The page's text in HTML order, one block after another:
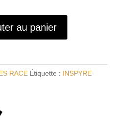
au panier
RACE Étiquette : INSPYRE